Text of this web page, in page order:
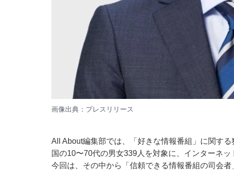
画像出典： プレスリリース
All About編集部では、「好きな情報番組」に関す
国の10〜70代の男女339人を対象に、インターネ
今回は、その中から「信頼できる情報番組の司会者